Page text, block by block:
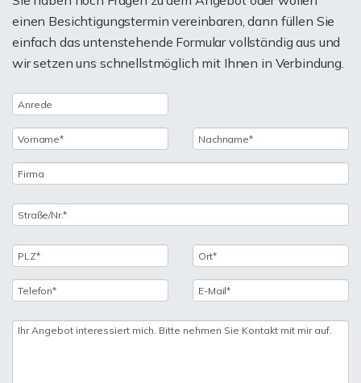
einen Besichtigungstermin vereinbaren, dann füllen Sie
einfach das untenstehende Formular vollständig aus und
wir setzen uns schnellstmöglich mit Ihnen in Verbindung.